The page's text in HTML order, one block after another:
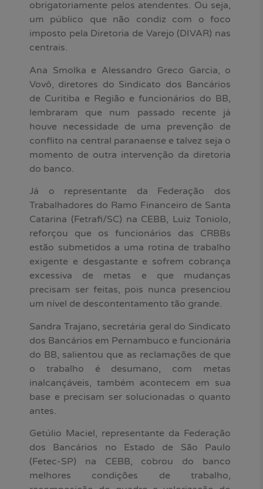
obrigatoriamente pelos atendentes. Ou seja,
um público que não condiz com o foco
imposto pela Diretoria de Varejo (DIVAR) nas
centrais.
Ana Smolka e Alessandro Greco Garcia, o
Vovô, diretores do Sindicato dos Bancários
de Curitiba e Região e funcionários do BB,
lembraram que num passado recente já
houve necessidade de uma prevenção de
conflito na central paranaense e talvez seja o
momento de outra intervenção da diretoria
do banco.
Já o representante da Federação dos
Trabalhadores do Ramo Financeiro de Santa
Catarina (Fetrafi/SC) na CEBB, Luiz Toniolo,
reforçou que os funcionários das CRBBs
estão submetidos a uma rotina de trabalho
exigente e desgastante e sofrem cobrança
excessiva de metas e que mudanças
precisam ser feitas, pois nunca presenciou
um nível de descontentamento tão grande.
Sandra Trajano, secretária geral do Sindicato
dos Bancários em Pernambuco e funcionária
do BB, salientou que as reclamações de que
o trabalho é desumano, com metas
inalcançáveis, também acontecem em sua
base e precisam ser solucionadas o quanto
antes.
Getúlio Maciel, representante da Federação
dos Bancários no Estado de São Paulo
(Fetec-SP) na CEBB, cobrou do banco
melhores condições de trabalho,